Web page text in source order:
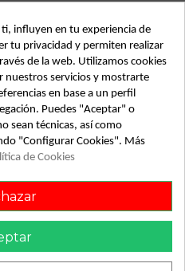
0261204939
1998
NFZTU5JP
149.555
VF7N1NFZF36363867
Blanco
Gasolina
1.6 LX | 12.97 - 12.98
88CV 65KW
influyen en tu experiencia de
tu privacidad y permiten realizar
de la web. Utilizamos cookies
nuestros servicios y mostrarte
en base a un perfil
Puedes "Aceptar" o
sean técnicas, así como
"Configurar Cookies". Más
de Cookies